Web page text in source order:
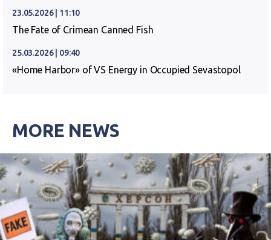
23.05.2026 | 11:10
The Fate of Crimean Canned Fish
25.03.2026 | 09:40
«Home Harbor» of VS Energy in Occupied Sevastopol
MORE NEWS